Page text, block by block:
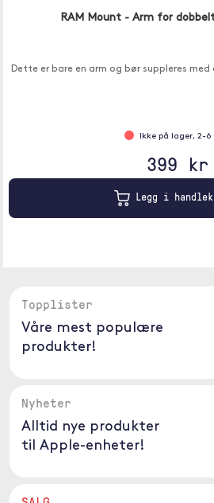
RAM Mount - Arm for
Dette er bare en arm og bør suppleres med
Ikke på lager, 2-6
399 kr
Legg i
Topplister
Våre mest populære
produkter!
Nyheter
Alltid nye produkter
til Apple-enheter!